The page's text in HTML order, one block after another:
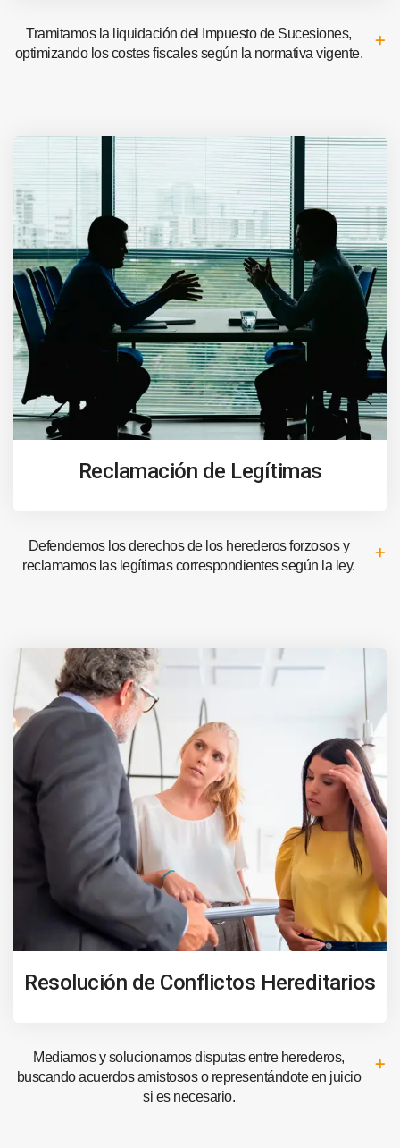
Tramitamos la liquidación del Impuesto de Sucesiones,
optimizando los costes fiscales según la normativa vigente.
Reclamación de Legítimas
Defendemos los derechos de los herederos forzosos y
reclamamos las legítimas correspondientes según la ley.
Resolución de Conflictos Hereditarios
Mediamos y solucionamos disputas entre herederos,
buscando acuerdos amistosos o representándote en juicio
si es necesario.